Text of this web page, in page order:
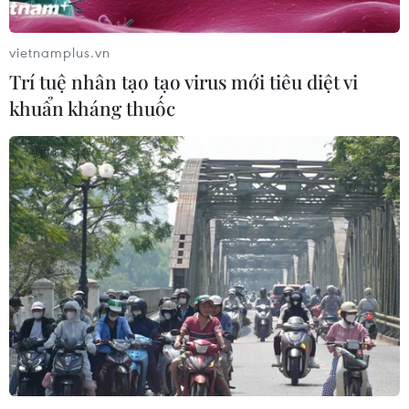
08/08/2026 23:58
Động lực mới cho hợp tác thương
mại Việt Nam-Australia
08/08/2026 12:20
Việt Nam-Ấn Độ thúc đẩy hợp tác
nghiên cứu, đào tạo và tư vấn chính
sách
08/08/2026 10:28
Chuyên gia Australia: Quan hệ Việt
Nam-Australia có độ tin cậy chính trị
vietnamplus.vn
Trí tuệ nhân tạo tạo virus mới tiêu diệt vi
khuẩn kháng thuốc